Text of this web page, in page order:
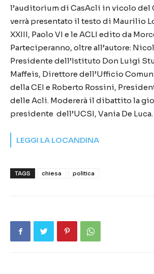
l’auditorium di CasAcli in vicolo del
verrà presentato il testo di Maurilio
XXIII, Paolo VI e le ACLI edito da
Parteciperanno, oltre all’autore:
Presidente dell’Istituto Don Luigi
Maffeis, Direttore dell’Ufficio
della CEI e Roberto Rossini,
delle Acli. Modererà il dibattito la
presidente dell’UCSI, Vania De Luca.
LEGGI LA LOCANDINA
TAGS chiesa politica